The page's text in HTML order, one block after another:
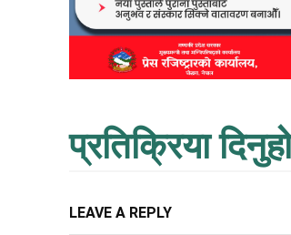
प्रतिक्रिया
LEAVE A REPLY